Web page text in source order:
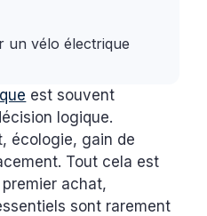
un vélo électrique
est souvent
logique.
écologie, gain de
Tout cela est
achat,
sont rarement